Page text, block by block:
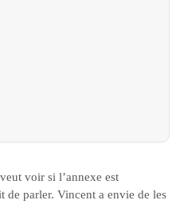
voir si l’annexe est
parler. Vincent a envie de les